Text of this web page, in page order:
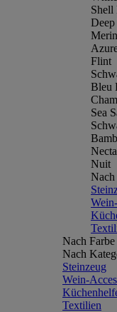
Shell
Deep
Flint
Bleu
Sea
Nuit
Nach Farbe
Nach
Steinzeug
Wein-
Textilien